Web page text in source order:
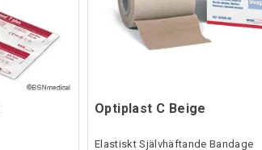
Optiplast C Beige
Elastiskt Självhäftande Bandage